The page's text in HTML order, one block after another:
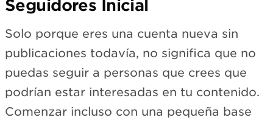
Seguidores Inicial
Solo porque eres una cuenta nueva sin
publicaciones todavía, no significa que no
puedas seguir a personas que crees que
podrían estar interesadas en tu contenido.
Comenzar incluso con una pequeña base